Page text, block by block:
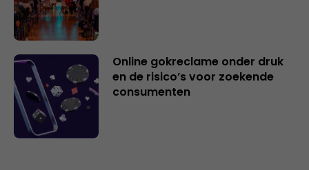
Online gokreclame onder druk
en de risico’s voor zoekende
consumenten